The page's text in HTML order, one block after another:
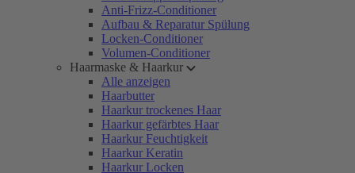
Anti-Frizz-Conditioner
Aufbau & Reparatur Spülung
Locken-Conditioner
Volumen-Conditioner
Haarmaske & Haarkur
Alle anzeigen
Haarbutter
Haarkur trockenes Haar
Haarkur gefärbtes Haar
Haarkur Feuchtigkeit
Haarkur Keratin
Haarkur Locken